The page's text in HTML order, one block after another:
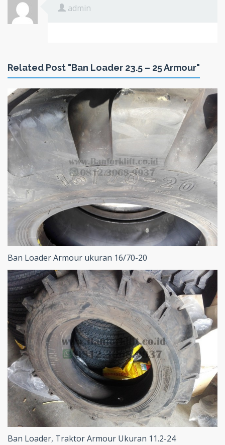
admin
Related Post "Ban Loader 23.5 – 25 Armour"
Ban Loader Armour ukuran 16/70-20
Ban Loader, Traktor Armour Ukuran 11.2-24